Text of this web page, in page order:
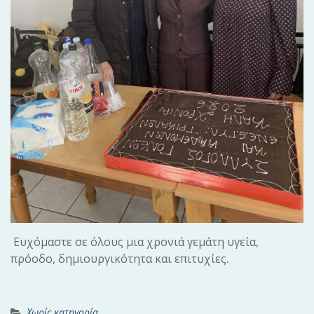
Ευχόμαστε σε όλους μια χρονιά γεμάτη υγεία,
πρόοδο, δημιουργικότητα και επιτυχίες.